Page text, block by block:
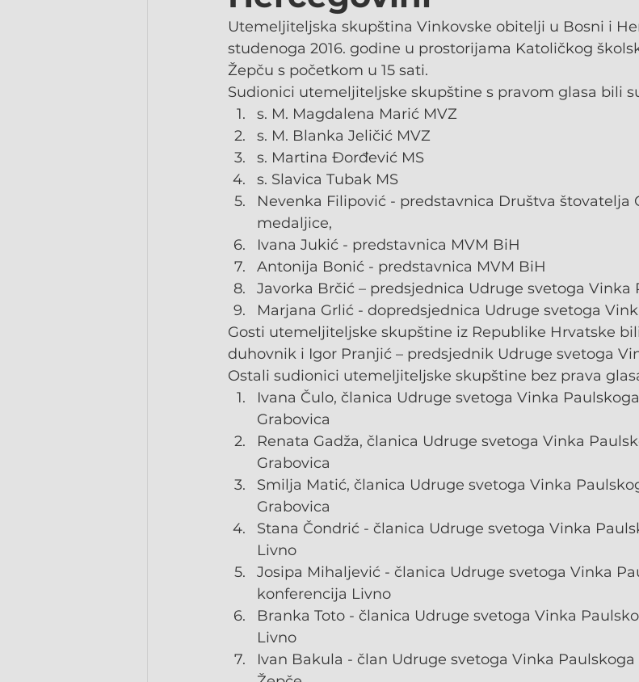
Utemeljiteljska skupština Vinkovske obitelji u Bosni i
studenoga 2016. godine u prostorijama Katoličkog
Žepču s početkom u 15 sati.
Sudionici utemeljiteljske skupštine s pravom glasa bili
s. M. Magdalena Marić MVZ
s. M. Blanka Jeličić MVZ
s. Martina Đorđević MS
s. Slavica Tubak MS
Nevenka Filipović - predstavnica Društva štovatelja
medaljice,
Ivana Jukić - predstavnica MVM BiH
Antonija Bonić - predstavnica MVM BiH
Javorka Brčić – predsjednica Udruge svetoga Vinka
Marjana Grlić - dopredsjednica Udruge svetoga
Gosti utemeljiteljske skupštine iz Republike Hrvatske
duhovnik i Igor Pranjić – predsjednik Udruge svetoga
Ostali sudionici utemeljiteljske skupštine bez prava
Ivana Čulo, članica Udruge svetoga Vinka
Grabovica
Renata Gadža, članica Udruge svetoga Vinka
Grabovica
Smilja Matić, članica Udruge svetoga Vinka
Grabovica
Stana Čondrić - članica Udruge svetoga Vinka
Livno
Josipa Mihaljević - članica Udruge svetoga Vinka
konferencija Livno
Branka Toto - članica Udruge svetoga Vinka
Livno
Ivan Bakula - član Udruge svetoga Vinka